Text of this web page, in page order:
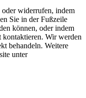
widerrufen, indem
Sie in der Fußzeile
können, oder indem
kontaktieren. Wir werden
behandeln. Weitere
unter